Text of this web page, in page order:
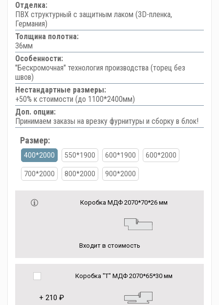
Отделка:
ПВХ структурный с защитным лаком (3D-пленка,
Германия)
Толщина полотна:
36мм
Особенности:
"Бескромочная" технология производства (торец без
швов)
Нестандартные размеры:
+50% к стоимости (до 1100*2400мм)
Доп. опции:
Принимаем заказы на врезку фурнитуры и сборку в блок!
Размер:
400*2000 550*1900 600*1900 600*2000
700*2000 800*2000 900*2000
Коробка МДФ 2070*70*26 мм
Входит в стоимость
Коробка "Т" МДФ 2070*65*30 мм
+ 210 ₽